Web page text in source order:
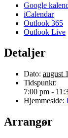
Google
iCalendar
Outlook 365
Outlook Live
Detaljer
Dato: august
Tidspunkt:
7:00 pm -
Hjemmeside:
Arrangør